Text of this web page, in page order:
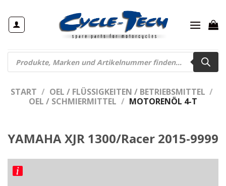
Inhalt
springen
Products
search
START / OEL / FLÜSSIGKEITEN / BETRIEBSMITTEL /
OEL / SCHMIERMITTEL / MOTORENÖL 4-T
YAMAHA XJR 1300/Racer 2015-9999